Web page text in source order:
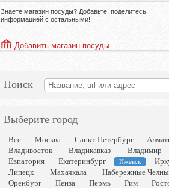
Знаете магазин посуды? Добавьте, поделитесь
информацией с остальными!
Добавить магазин посуды
Поиск
Выберите город
Все Москва Санкт-Петербург
Владивосток
Владикавказ Владимир
Евпатория
Екатеринбург Ижевск
Липецк
Махачкала Набережные Челны
Оренбург
Пенза Пермь Рим